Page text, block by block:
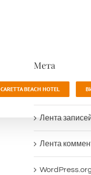
CARETTA BEACH HOTEL
Мета
Войти
Лента
Лента